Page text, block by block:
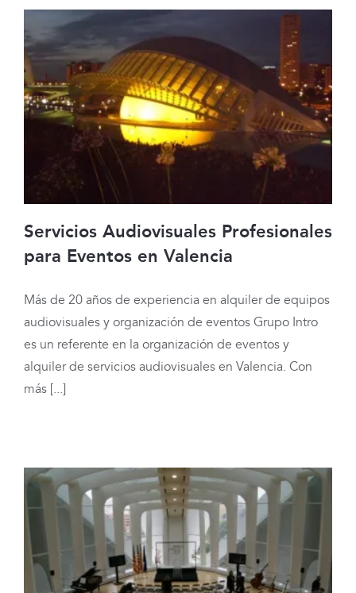
Servicios Audiovisuales Profesionales
para Eventos en Valencia
Servicios Audiovisuales Profesionales
para Eventos en Valencia
Más de 20 años de experiencia en alquiler de equipos
audiovisuales y organización de eventos Grupo Intro
es un referente en la organización de eventos y
alquiler de servicios audiovisuales en Valencia. Con
más [...]